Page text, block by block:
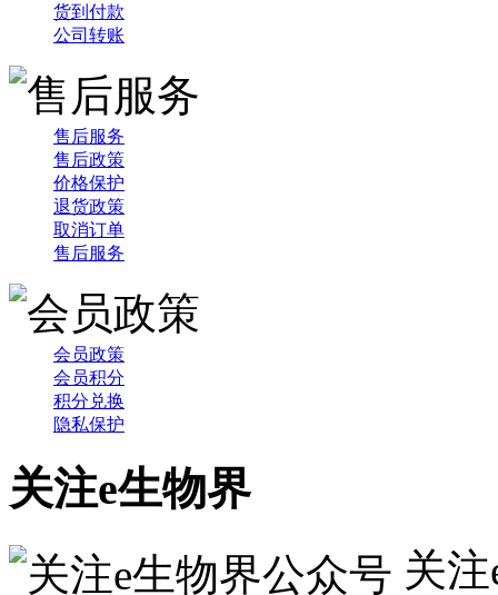
货到付款
公司转账
售后服务
售后政策
价格保护
退货政策
取消订单
售后服务
会员政策
会员积分
积分兑换
隐私保护
关注e生物界
关